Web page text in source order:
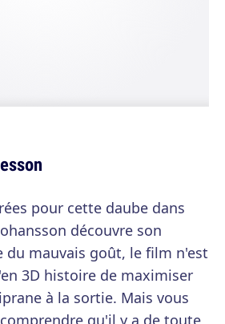
pour cette daube dans
découvre son
du mauvais goût, le film n'est
3D histoire de maximiser
à la sortie. Mais vous
qu'il y a de toute